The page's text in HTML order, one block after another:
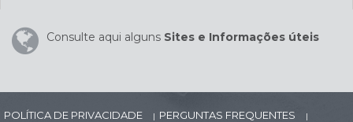
Consulte aqui alguns Sites e Informações úteis
POLÍTICA DE PRIVACIDADE | PERGUNTAS FREQUENTES |